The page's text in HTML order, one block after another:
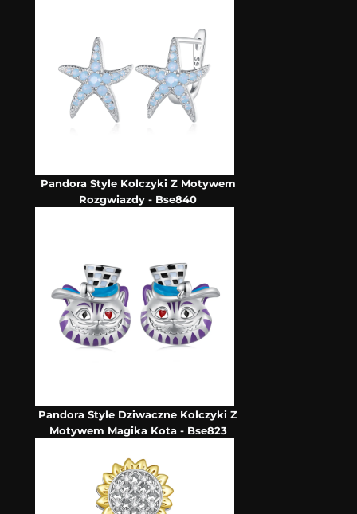
Pandora Style Kolczyki Z Motywem
Rozgwiazdy - Bse840
Pandora Style Dziwaczne Kolczyki Z
Motywem Magika Kota - Bse823